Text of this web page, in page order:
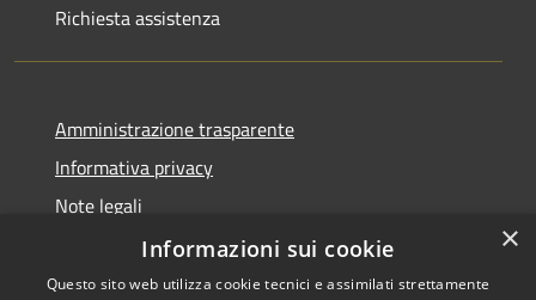
Richiesta assistenza
Amministrazione trasparente
Informativa privacy
Note legali
Dichiarazione di accessibilità
×
Informazioni sui cookie
Questo sito web utilizza cookie tecnici e assimilati strettamente